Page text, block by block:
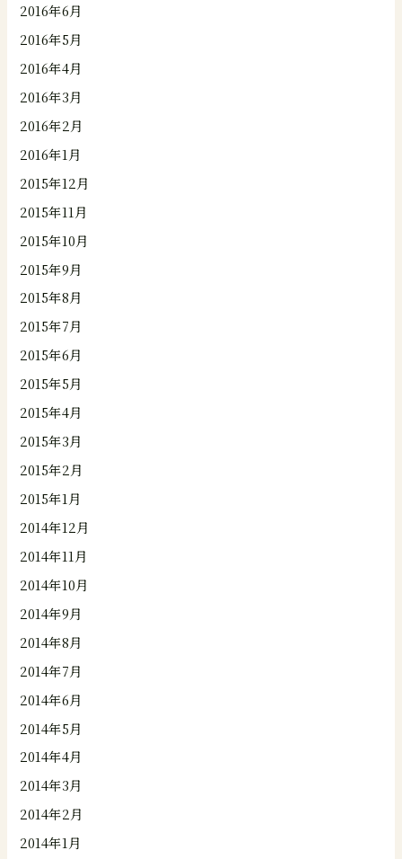
2016年6月
2016年5月
2016年4月
2016年3月
2016年2月
2016年1月
2015年12月
2015年11月
2015年10月
2015年9月
2015年8月
2015年7月
2015年6月
2015年5月
2015年4月
2015年3月
2015年2月
2015年1月
2014年12月
2014年11月
2014年10月
2014年9月
2014年8月
2014年7月
2014年6月
2014年5月
2014年4月
2014年3月
2014年2月
2014年1月